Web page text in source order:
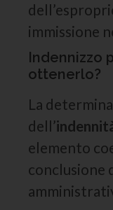
immissione
Indennizzo
ottenerlo?
La
dell’
elemento
conclusione